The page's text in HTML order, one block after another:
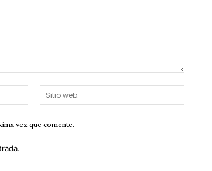
Correo
electrónico:*
web:
vez que comente.